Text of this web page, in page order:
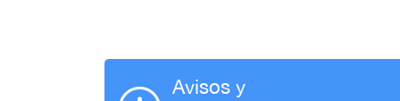
Avisos y